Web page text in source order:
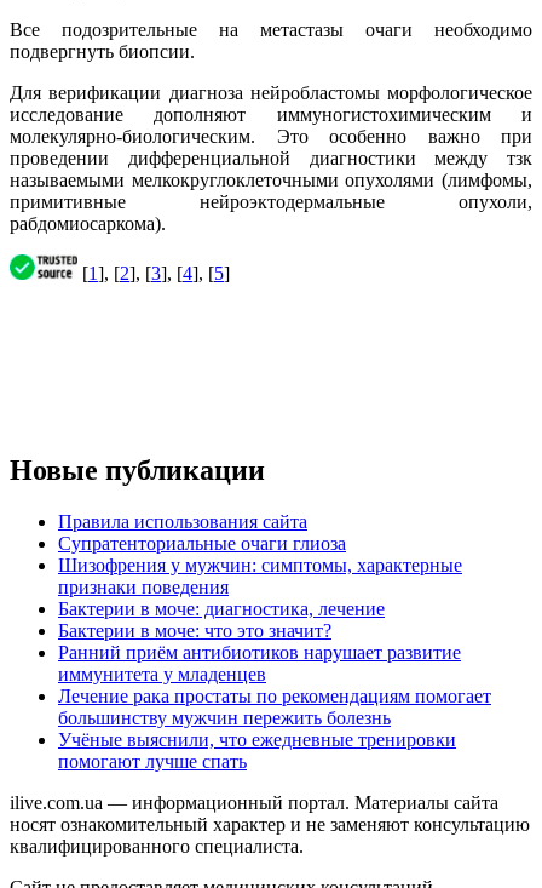
Все подозрительные на метастазы очаги необходимо
подвергнуть биопсии.
Для верификации диагноза нейробластомы морфологическое
исследование дополняют иммуногистохимическим и
молекулярно-биологическим. Это особенно важно при
проведении дифференциальной диагностики между тзк
называемыми мелкокруглоклеточными опухолями (лимфомы,
примитивные нейроэктодермальные опухоли,
рабдомиосаркома).
[1], [2], [3], [4], [5]
Новые публикации
Правила использования сайта
Супратенториальные очаги глиоза
Шизофрения у мужчин: симптомы, характерные
признаки поведения
Бактерии в моче: диагностика, лечение
Бактерии в моче: что это значит?
Ранний приём антибиотиков нарушает развитие
иммунитета у младенцев
Лечение рака простаты по рекомендациям помогает
большинству мужчин пережить болезнь
Учёные выяснили, что ежедневные тренировки
помогают лучше спать
ilive.com.ua — информационный портал. Материалы сайта
носят ознакомительный характер и не заменяют консультацию
квалифицированного специалиста.